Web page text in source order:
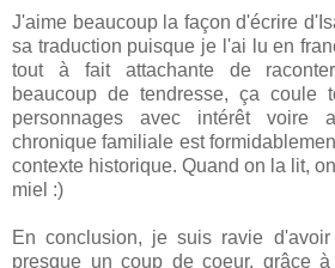
J'aime beaucoup la façon d'écrire
sa traduction puisque je l'ai lu en
tout à fait attachante de
beaucoup de tendresse, ça coule
personnages avec intérêt voire
chronique familiale est
contexte historique. Quand on la lit,
miel :)
En conclusion, je suis ravie
presque un coup de coeur, grâce